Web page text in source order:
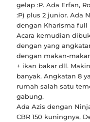
gelap :P. Ada Erfan,
:P) plus 2 junior. Ada
dengan Kharisma
Acara kemudian
dengan yang
dengan makan-
+ ikan bakar dll.
banyak. Angkatan 8
rumah salah satu
gabung.
Ada Azis dengan
CBR 150 kuningnya,